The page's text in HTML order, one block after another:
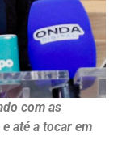
com as
até a tocar em